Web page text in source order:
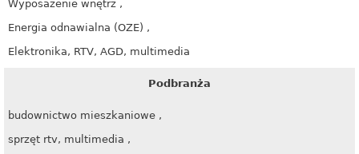
Wyposażenie wnętrz ,
Energia odnawialna (OZE) ,
Elektronika, RTV, AGD, multimedia
Podbranża
budownictwo mieszkaniowe ,
sprzęt rtv, multimedia ,